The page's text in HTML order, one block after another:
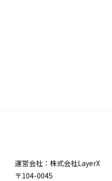
運営会社：株式会社LayerX
〒104-0045